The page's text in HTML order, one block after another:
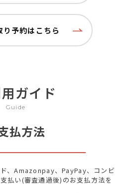
り予約はこちら
ガイド
Guide
払方法
、Amazonpay、PayPay、コンビ
払い(審査通過後)のお支払方法を